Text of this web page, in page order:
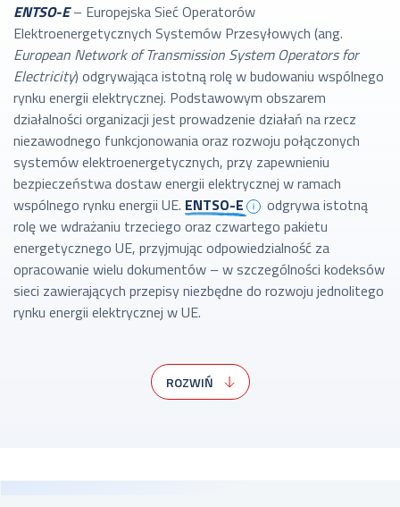
ENTSO-E– Europejska Sieć Operatorów
Elektroenergetycznych Systemów Przesyłowych (ang.
European Network of Transmission System Operators for
Electricity) odgrywająca istotną rolę w budowaniu wspólnego
rynku energii elektrycznej. Podstawowym obszarem
działalności organizacji jest prowadzenie działań na rzecz
niezawodnego funkcjonowania oraz rozwoju połączonych
systemów elektroenergetycznych, przy zapewnieniu
bezpieczeństwa dostaw energii elektrycznej w ramach
wspólnego rynku energii UE. ENTSO-E
odgrywa istotną
rolę we wdrażaniu trzeciego oraz czwartego pakietu
energetycznego UE, przyjmując odpowiedzialność za
opracowanie wielu dokumentów – w szczególności kodeksów
sieci zawierających przepisy niezbędne do rozwoju jednolitego
rynku energii elektrycznej w UE.
organizacji na wszystkich szczeblach jej struktury, tj. od
Walnego Zgromadzenia, poprzez Zarząd i Komitety, po grupy,
ROZWIŃ